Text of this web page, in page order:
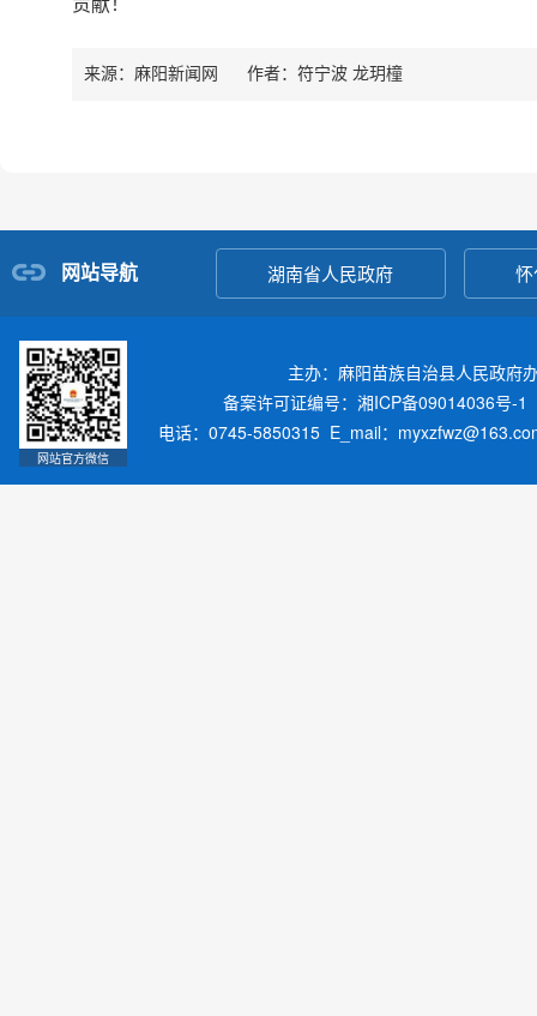
来源：麻阳新闻网 作者： 符宁波 龙玥橦
网站导航 湖南省人民政府
网站官方微信
主办：麻阳苗族自治县人民政
备案许可证编号：湘ICP备09014036号-1
电话：0745-5850315 E_mail：